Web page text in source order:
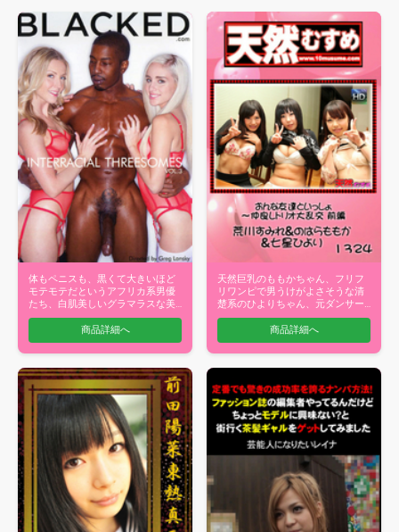
体もペニスも、黒くて大きいほど
モテモテだというアフリカ系男優
たち、白肌美しいグラマラスな美
女達が巨根…
商品詳細へ
天然巨乳のももかちゃん、フリフ
リワンピで男うけがよさそうな清
楚系のひよりちゃん、元ダンサー
でスタイル…
商品詳細へ